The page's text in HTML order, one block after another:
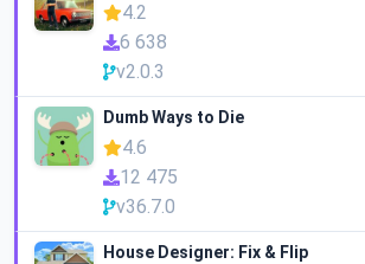
4.2
6 638
v2.0.3
Dumb Ways to Die
4.6
12 475
v36.7.0
House Designer: Fix & Flip